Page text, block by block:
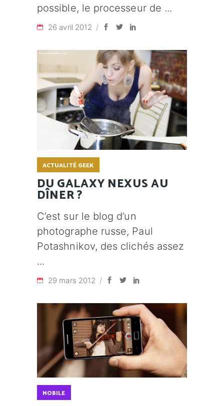
possible, le processeur de
26 avril 2012
ACTUALITÉ GEEK
DU GALAXY NEXUS AU
DÎNER ?
C’est sur le blog d’un
photographe russe, Paul
Potashnikov, des clichés assez
29 mars 2012
MOBILE